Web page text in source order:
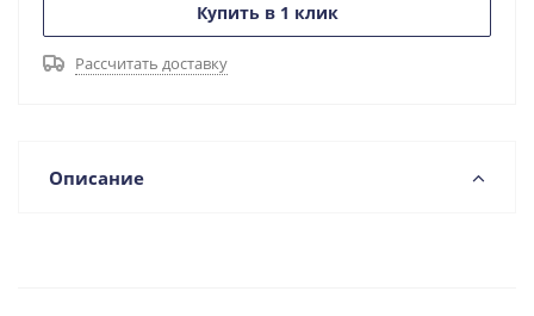
Купить в 1 клик
Рассчитать доставку
Описание